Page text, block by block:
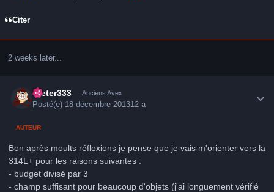
Citer
2 weeks later...
Dieter333 Anciens Avex
Posté(e) 18 décembre 201312 a
AUTEUR
Bon après moults réflexions je pense que je vais m'orienter vers la
314L+ pour les raisons suivantes :
- budget divisé par 3
- champ suffisant pour beaucoup d'objets (j'ai longuement vérifié